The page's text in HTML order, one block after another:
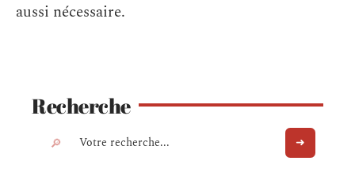
aussi nécessaire.
Recherche